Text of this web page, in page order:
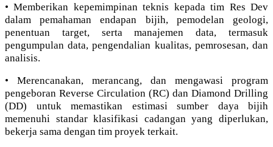
• Memberikan kepemimpinan teknis kepada tim Res Dev
dalam pemahaman endapan bijih, pemodelan geologi,
penentuan target, serta manajemen data, termasuk
pengumpulan data, pengendalian kualitas, pemrosesan, dan
analisis.
• Merencanakan, merancang, dan mengawasi program
pengeboran Reverse Circulation (RC) dan Diamond Drilling
(DD) untuk memastikan estimasi sumber daya bijih
memenuhi standar klasifikasi cadangan yang diperlukan,
bekerja sama dengan tim proyek terkait.